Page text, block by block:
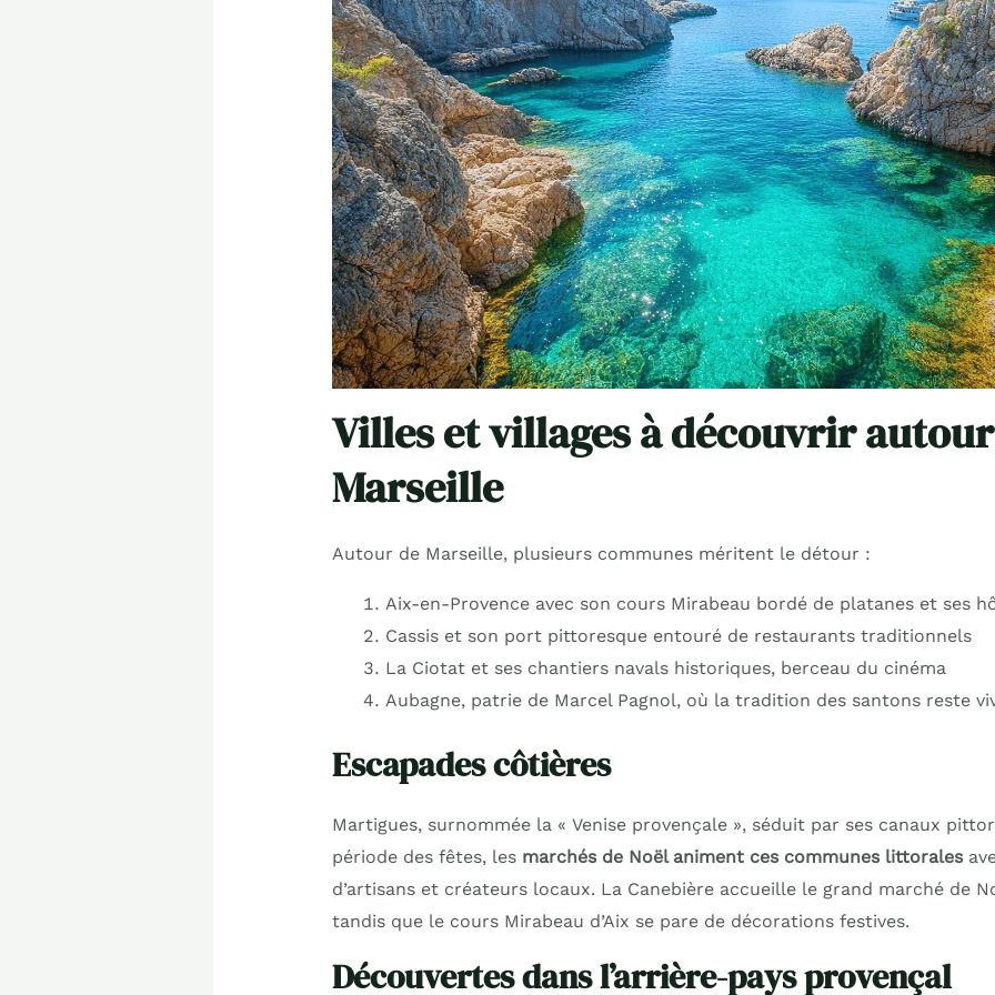
Villes et villages à découvrir
Marseille
Autour de Marseille, plusieurs communes méritent le détour :
Aix-en-Provence avec son cours Mirabeau bordé de platanes et ses
Cassis et son port pittoresque entouré de restaurants traditionnels
La Ciotat et ses chantiers navals historiques, berceau du cinéma
Aubagne, patrie de Marcel Pagnol, où la tradition des santons reste
Escapades côtières
Martigues, surnommée la « Venise provençale », séduit par ses canaux
période des fêtes, les marchés de Noël animent ces communes littorales
d’artisans et créateurs locaux. La Canebière accueille le grand marché de
tandis que le cours Mirabeau d’Aix se pare de décorations festives.
Découvertes dans l’arrière-pays provençal